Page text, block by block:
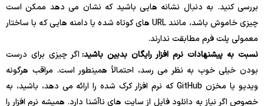
بررسی کنید. به دنبال نشانه هایی باشید که نشان می دهد ممکن است
چیزی خاموش باشد، مانند URL های کوتاه شده یا دامنه هایی که با ساختار
معمولی پلت فرم مطابقت ندارند.
نسبت به پیشنهادات نرم افزار رایگان بدبین باشید: اگر چیزی برای درست
بودن خیلی خوب به نظر می رسد، احتمالاً همینطور است. مراقب هرگونه
ویدیو یا مخزن GitHub که نرم افزار کرک شده را ارائه می دهد، باشید، به
خصوص اگر نیاز به دانلود فایل از سایت های ناآشنا دارد. همیشه نرم افزار را